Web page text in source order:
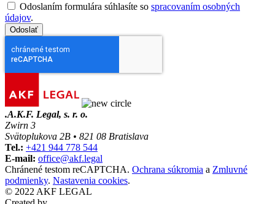
Odoslaním formulára súhlasíte so spracovaním osobných
údajov.
Odoslať
.A.K.F. Legal, s. r. o.
Zwirn 3
Svätoplukova 2B • 821 08 Bratislava
Tel.: +421 944 778 544
E-mail: office@akf.legal
Chránené testom reCAPTCHA. Ochrana súkromia a Zmluvné
podmienky. Nastavenia cookies.
© 2022 AKF LEGAL